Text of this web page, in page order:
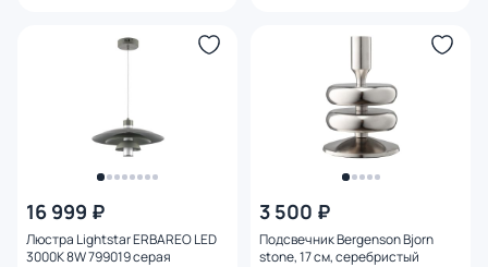
16 999 ₽
Люстра Lightstar ERBAREO LED
3000K 8W 799019 серая
3 500 ₽
Подсвечник Bergenson Bjorn
stone, 17 см, серебристый